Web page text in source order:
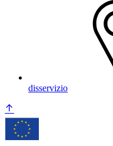
disservizio